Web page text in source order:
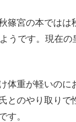
篠宮の本では
うです。現在
体重が軽いの
とのやり取り
す。